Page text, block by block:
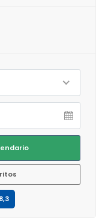
8,3